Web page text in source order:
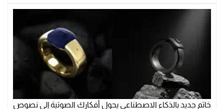
خاتم جديد بالذكاء الاصطناعي يحول أفكارك الصوتية إلى نصوص